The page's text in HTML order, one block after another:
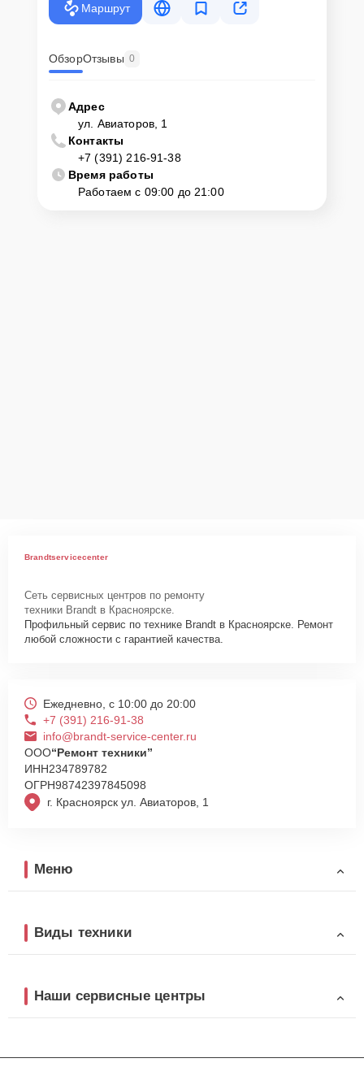
Маршрут
ОбзорОтзывы 0
Адрес
ул. Авиаторов, 1
Контакты
+7 (391) 216-91-38
Время работы
Работаем с 09:00 до 21:00
Brandtservicecenter
Сеть сервисных центров по ремонту
техники Brandt в Красноярске.
Профильный сервис по технике Brandt в Красноярске. Ремонт
любой сложности с гарантией качества.
г. Красноярск ул. Авиаторов, 1
Ежедневно, с 10:00 до 20:00
+7 (391) 216-91-38
info@brandt-service-center.ru
ООО“Ремонт техники”
ИНН234789782
ОГРН98742397845098
Меню
Виды техники
Наши сервисные центры